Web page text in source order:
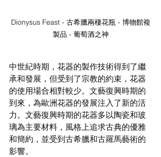
Dionysus Feast - 古希臘兩棲花瓶 - 博物館複
製品 - 葡萄酒之神
中世紀時期，花器的製作技術得到了繼
承和發展，但受到了宗教的約束，花器
的使用場合相對較少。文藝復興時期的
到來，為歐洲花器的發展注入了新的活
力。文藝復興時期的花器多以陶瓷和玻
璃為主要材料，風格上追求古典的優雅
和簡約，並受到古希臘和古羅馬藝術的
影響。